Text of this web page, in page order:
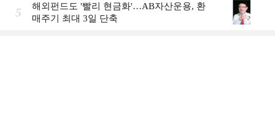
5
해외펀드도 '빨리 현금화'…AB자산운용, 환
매주기 최대 3일 단축